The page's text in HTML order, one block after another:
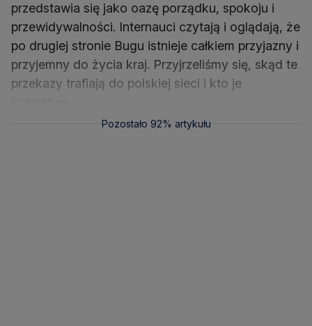
przedstawia się jako oazę porządku, spokoju i
przewidywalności. Internauci czytają i oglądają, że
po drugiej stronie Bugu istnieje całkiem przyjazny i
przyjemny do życia kraj. Przyjrzeliśmy się, skąd te
przekazy trafiają do polskiej sieci i kto je
Pozostało 92% artykułu